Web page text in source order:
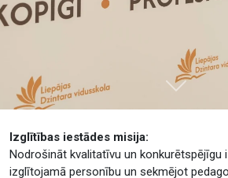
Tālāk
Izglītības iestādes misija:
Nodrošināt kvalitatīvu un
izglītojamā personību un sekmējot